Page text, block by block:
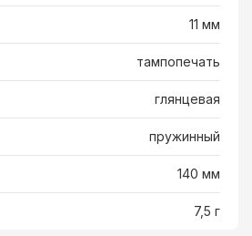
11 мм
тампопечать
глянцевая
пружинный
140 мм
7,5 г